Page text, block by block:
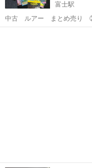
富士駅
中古 ルアー まとめ売り ② メタルジグ １５ｇ～６０ｇ 各
ンシル・ミノー・ホッパー 各種 ワ